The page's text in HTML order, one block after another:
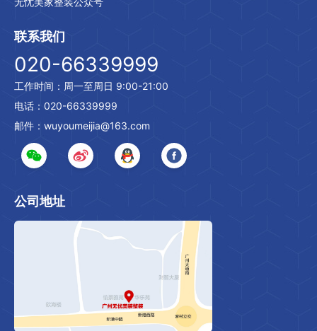
联系我们
020-66339999
工作时间：周一至周日 9:00-21:00
电话：020-66339999
邮件：wuyoumeijia@163.com
公司地址